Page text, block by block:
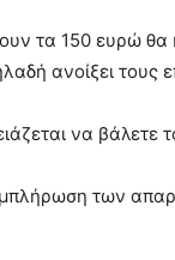
τα 150 ευρώ
ανοίξει τους
να βάλετε
των